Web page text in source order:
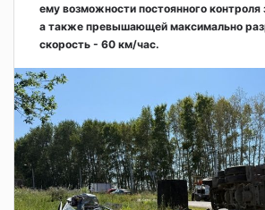
ему возможности постоянного
а также превышающей максимально
скорость - 60 км/час.